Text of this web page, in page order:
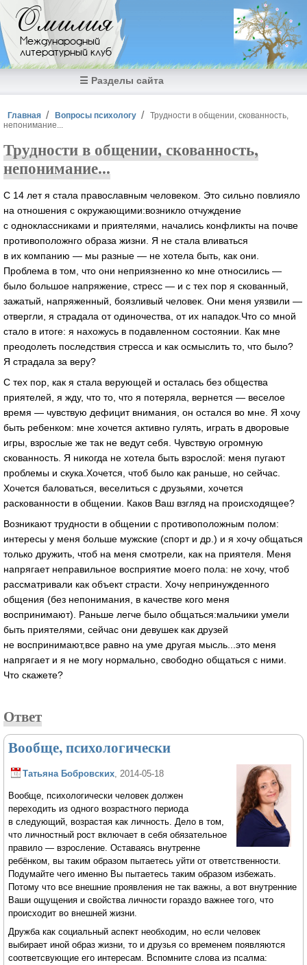
Перейти к основному содержанию
Омилия
Международный
литературный клуб
☰ Разделы сайта
Вы здесь
Главная Вопросы психологу
Трудности в общении, скованность,
непонимание...
Трудности в общении, скованность,
непонимание...
С 14 лет я стала православным человеком. Это сильно повлияло
на отношения с окружающими:возникло отчуждение
с одноклассниками и приятелями, начались конфликты на почве
противоположнго образа жизни. Я не стала вливаться
в их компанию — мы разные — не хотела быть, как они.
Проблема в том, что они неприязненно ко мне относились —
было большое напряжение, стресс — и с тех пор я скованный,
зажатый, напряженный, боязливый человек. Они меня уязвили —
отвергли, я страдала от одиночества, от их нападок.Что со мной
стало в итоге: я нахожусь в подавленном состоянии. Как мне
преодолеть последствия стресса и как осмыслить то, что было?
Я страдала за веру?
С тех пор, как я стала верующей и осталась без общества
приятелей, я жду, что то, что я потеряла, вернется — веселое
время — чувствую дефицит внимания, он остался во мне. Я хочу
быть ребенком: мне хочется активно гулять, играть в дворовые
игры, взрослые же так не ведут себя. Чувствую огромную
скованность. Я никогда не хотела быть взрослой: меня пугают
проблемы и скука.Хочется, чтоб было как раньше, но сейчас.
Хочется баловаться, веселиться с друзьями, хочется
раскованности в общении. Каков Ваш взгляд на происходящее?
Возникают трудности в общении с противоположным полом:
интересы у меня больше мужские (спорт и др.) и я хочу общаться
только дружить, чтоб на меня смотрели, как на приятеля. Меня
напрягает неправильное восприятие моего пола: не хочу, чтоб
рассматривали как объект страсти. Хочу непринужденного
общения (без непонимания, в качестве кого меня
воспринимают). Раньше легче было общаться:мальчики умели
быть приятелями, сейчас они девушек как друзей
не воспринимают,все равно на уме другая мысль...это меня
напрягает и я не могу нормально, свободно общаться с ними.
Что скажете?
Ответ
Вообще, психологически
Татьяна Бобровских , 2014-05-18
Вообще, психологически человек должен
переходить из одного возрастного периода
в следующий, возрастая как личность. Дело в том,
что личностный рост включает в себя обязательное
правило — взросление. Оставаясь внутренне
ребёнком, вы таким образом пытаетесь уйти от ответственности.
Подумайте чего именно Вы пытаетесь таким образом избежать.
Потому что все внешние проявления не так важны, а вот внутренние
Ваши ощущения и свойства личности гораздо важнее того, что
происходит во внешней жизни.
Дружба как социальный аспект необходим, но если человек
выбирает иной образ жизни, то и друзья со временем появляются
соответсвующие его интересам. Вспомните слова из псалма: